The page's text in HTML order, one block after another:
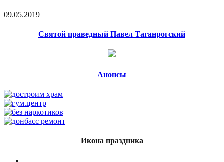
09.05.2019
Святой праведный Павел Таганрогский
Анонсы
Икона праздника